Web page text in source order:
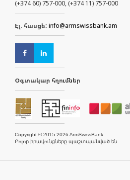
(+374 60) 757-000, (+374 11) 757-000
Էլ. հասցե: info@armswissbank.am
Օգտակար հղումներ
Copyright © 2015-2026 ArmSwissBank
Բոլոր իրավունքները պաշտպանված են